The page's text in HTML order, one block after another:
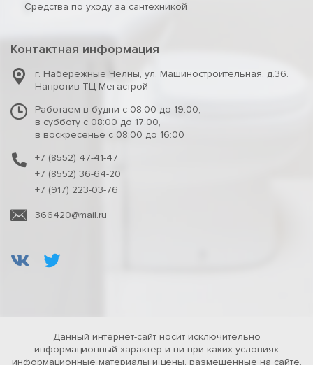
Средства по уходу за сантехникой
Контактная информация
г. Набережные Челны, ул. Машиностроительная, д.36.
Напротив ТЦ Мегастрой
Работаем в будни с 08:00 до 19:00,
в субботу с 08:00 до 17:00,
в воскресенье с 08:00 до 16:00
+7 (8552) 47-41-47
+7 (8552) 36-64-20
+7 (917) 223-03-76
366420@mail.ru
Данный интернет-сайт носит исключительно
информационный характер и ни при каких условиях
информационные материалы и цены, размещенные на сайте,